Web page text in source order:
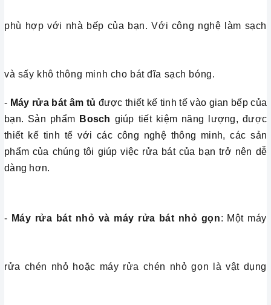
phù hợp với nhà bếp của bạn. Với công nghệ làm sạch
và sấy khô thông minh cho bát đĩa sạch bóng.
- Máy rửa bát âm tủ được thiết kế tinh tế vào gian bếp của
bạn. Sản phẩm Bosch giúp tiết kiệm năng lượng, được
thiết kế tinh tế với các công nghệ thông minh, các sản
phẩm của chúng tôi giúp việc rửa bát của bạn trở nên dễ
dàng hơn.
- Máy rửa bát nhỏ và máy rửa bát nhỏ gọn: Một máy
rửa chén nhỏ hoặc máy rửa chén nhỏ gọn là vật dụng